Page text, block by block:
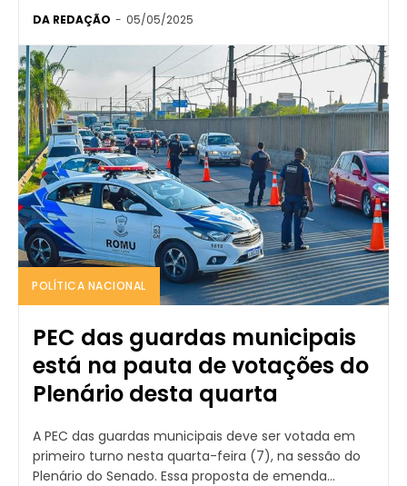
DA REDAÇÃO - 05/05/2025
POLÍTICA NACIONAL
PEC das guardas municipais
está na pauta de votações do
Plenário desta quarta
A PEC das guardas municipais deve ser votada em
primeiro turno nesta quarta-feira (7), na sessão do
Plenário do Senado. Essa proposta de emenda...